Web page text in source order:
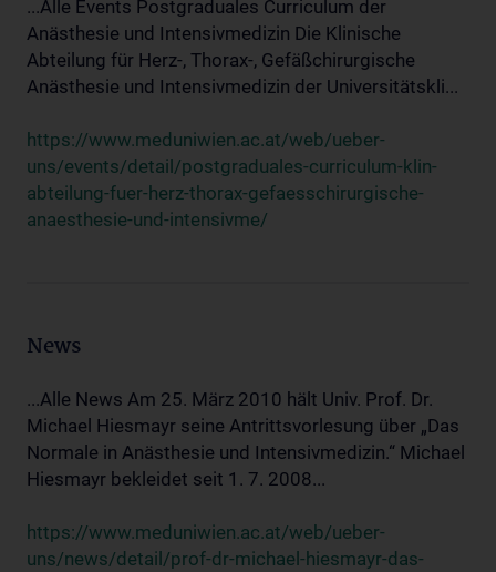
...Alle Events Postgraduales Curriculum der
Anästhesie und Intensivmedizin Die Klinische
Abteilung für Herz-, Thorax-, Gefäßchirurgische
Anästhesie und Intensivmedizin der Universitätskli...
https://www.meduniwien.ac.at/web/ueber-
uns/events/detail/postgraduales-curriculum-klin-
abteilung-fuer-herz-thorax-gefaesschirurgische-
anaesthesie-und-intensivme/
News
...Alle News Am 25. März 2010 hält Univ. Prof. Dr.
Michael Hiesmayr seine Antrittsvorlesung über „Das
Normale in Anästhesie und Intensivmedizin.“ Michael
Hiesmayr bekleidet seit 1. 7. 2008...
https://www.meduniwien.ac.at/web/ueber-
uns/news/detail/prof-dr-michael-hiesmayr-das-